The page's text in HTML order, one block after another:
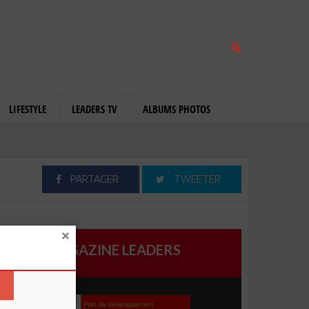
LIFESTYLE LEADERS TV ALBUMS PHOTOS
PARTAGER TWEETER
MAGAZINE LEADERS